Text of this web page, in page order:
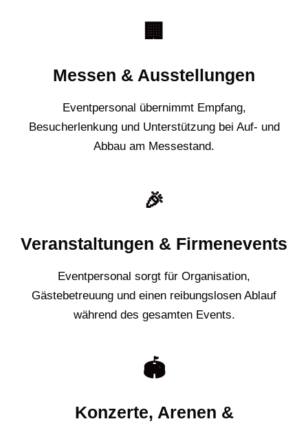
🏢
Messen & Ausstellungen
Eventpersonal übernimmt Empfang,
Besucherlenkung und Unterstützung bei Auf- und
Abbau am Messestand.
🎉
Veranstaltungen & Firmenevents
Eventpersonal sorgt für Organisation,
Gästebetreuung und einen reibungslosen Ablauf
während des gesamten Events.
🏟️
Konzerte, Arenen &